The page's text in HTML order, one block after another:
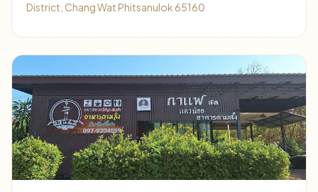
District, Chang Wat Phitsanulok 65160